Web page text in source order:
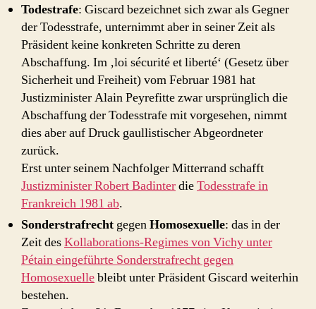
Todestrafe: Giscard bezeichnet sich zwar als Gegner
der Todesstrafe, unternimmt aber in seiner Zeit als
Präsident keine konkreten Schritte zu deren
Abschaffung. Im ‚loi sécurité et liberté‘ (Gesetz über
Sicherheit und Freiheit) vom Februar 1981 hat
Justizminister Alain Peyrefitte zwar ursprünglich die
Abschaffung der Todesstrafe mit vorgesehen, nimmt
dies aber auf Druck gaullistischer Abgeordneter
zurück.
Erst unter seinem Nachfolger Mitterrand schafft
Justizminister Robert BadinterdieTodesstrafe in
Frankreich 1981 ab.
Sonderstrafrecht gegenHomosexuelle: das in der
Zeit desKollaborations-Regimes von Vichy unter
Pétain eingeführte Sonderstrafrecht gegen
Homosexuellebleibt unter Präsident Giscard weiterhin
bestehen.